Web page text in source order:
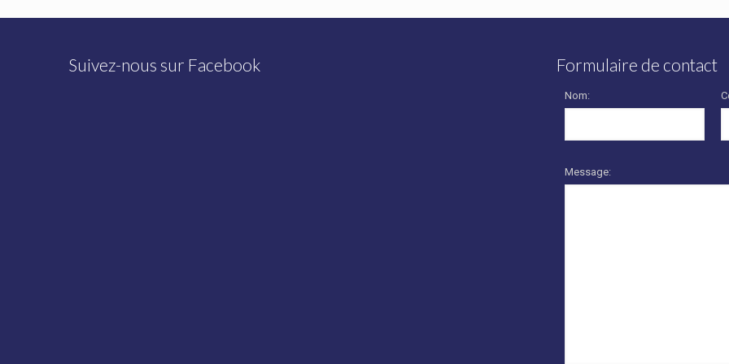
Suivez-nous sur Facebook Formulaire de contact
Nom:
Message: